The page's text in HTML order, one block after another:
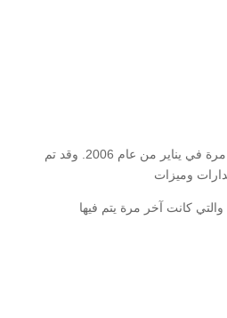
تم إصدار phpFreeChat لأول مرة في يناير من عام 2006. وقد تم
وميزات
جديدة كل عام حتى عام 2012 والتي كانت آخر مرة يتم فيها